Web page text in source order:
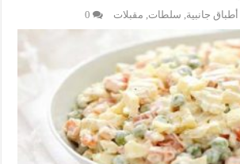
أطباق جانبية, سلطات, مقبلات 0